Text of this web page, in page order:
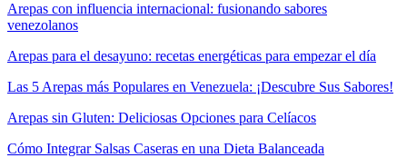
Arepas con influencia internacional: fusionando sabores
venezolanos
Arepas para el desayuno: recetas energéticas para empezar el día
Las 5 Arepas más Populares en Venezuela: ¡Descubre Sus Sabores!
Arepas sin Gluten: Deliciosas Opciones para Celíacos
Cómo Integrar Salsas Caseras en una Dieta Balanceada